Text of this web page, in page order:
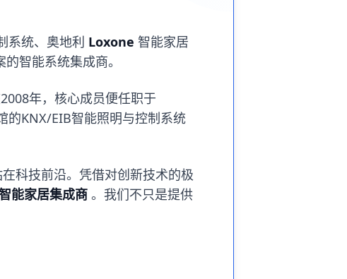
系统、奥地利 Loxone 智能家居
智能系统集成商。
年，核心成员便任职于
的KNX/EIB智能照明与控制系统
科技前沿。凭借对创新技术的极
能家居集成商 。我们不只是提供